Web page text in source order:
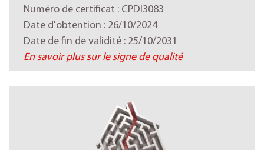
Numéro de certificat : CPDI3083
Date d'obtention : 26/10/2024
Date de fin de validité : 25/10/2031
En savoir plus sur le signe de qualité